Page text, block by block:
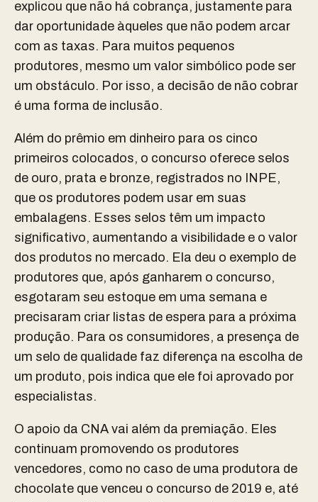
explicou que não há cobrança, justamente para
dar oportunidade àqueles que não podem arcar
com as taxas. Para muitos pequenos
produtores, mesmo um valor simbólico pode ser
um obstáculo. Por isso, a decisão de não cobrar
é uma forma de inclusão.
Além do prêmio em dinheiro para os cinco
primeiros colocados, o concurso oferece selos
de ouro, prata e bronze, registrados no INPE,
que os produtores podem usar em suas
embalagens. Esses selos têm um impacto
significativo, aumentando a visibilidade e o valor
dos produtos no mercado. Ela deu o exemplo de
produtores que, após ganharem o concurso,
esgotaram seu estoque em uma semana e
precisaram criar listas de espera para a próxima
produção. Para os consumidores, a presença de
um selo de qualidade faz diferença na escolha de
um produto, pois indica que ele foi aprovado por
especialistas.
O apoio da CNA vai além da premiação. Eles
continuam promovendo os produtores
vencedores, como no caso de uma produtora de
chocolate que venceu o concurso de 2019 e, até